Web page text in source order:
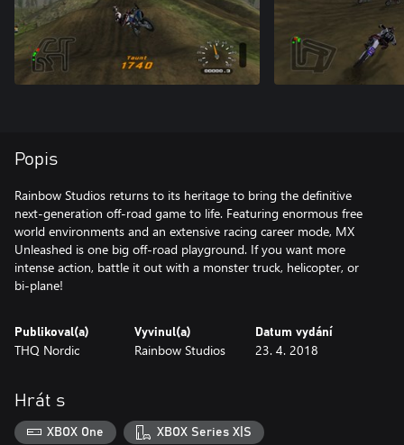
Popis
Rainbow Studios returns to its heritage to bring the definitive
next-generation off-road game to life. Featuring enormous free
world environments and an extensive racing career mode, MX
Unleashed is one big off-road playground. If you want more
intense action, battle it out with a monster truck, helicopter, or
bi-plane!
Publikoval(a)
THQ Nordic
Vyvinul(a)
Rainbow Studios
Datum vydání
23. 4. 2018
Hrát s
XBOX One XBOX Series X|S